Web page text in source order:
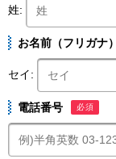
姓:
お名前（フリガナ）
セイ:
電話番号 必須